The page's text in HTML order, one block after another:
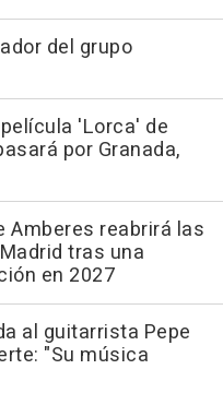
del grupo
'Lorca' de
por Granada,
Amberes reabrirá las
tras una
en 2027
al guitarrista Pepe
"Su música